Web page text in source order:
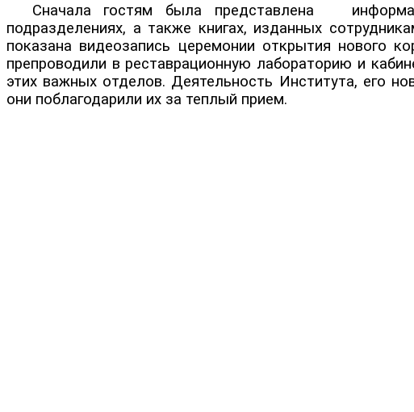
Сначала гостям была представлена
подразделениях, а также книгах, изданных
показана видеозапись церемонии открытия нового
препроводили в реставрационную лабораторию и
этих важных отделов. Деятельность Института, его
они поблагодарили их за теплый прием.